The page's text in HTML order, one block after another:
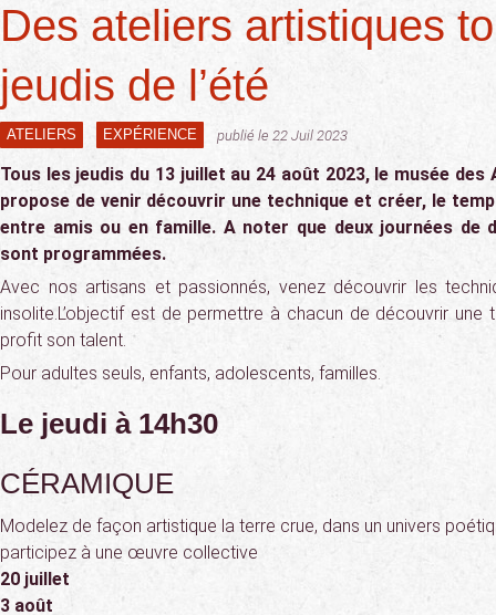
Des ateliers artistiques
jeudis de l’été
ATELIERS EXPÉRIENCE publié le 22 Juil 2023
Tous les jeudis du 13 juillet au 24 août 2023, le musée
propose de venir découvrir une technique et créer, le
entre amis ou en famille. A noter que deux journées de
sont programmées.
Avec nos artisans et passionnés, venez découvrir les
insolite.L’objectif est de permettre à chacun de découvrir
profit son talent.
Pour adultes seuls, enfants, adolescents, familles.
Le jeudi à 14h30
CÉRAMIQUE
Modelez de façon artistique la terre crue, dans un univers
participez à une œuvre collective
20 juillet
3 août